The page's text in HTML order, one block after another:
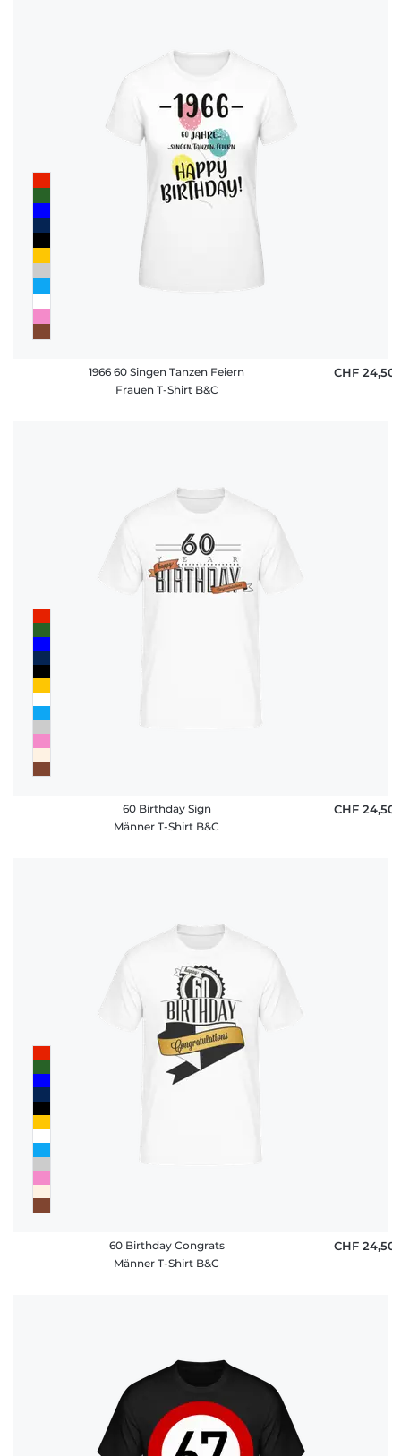
1966 60 Singen Tanzen Feiern
Frauen T-Shirt B&C
CHF 24,50
60 Birthday Sign
Männer T-Shirt B&C
CHF 24,50
60 Birthday Congrats
Männer T-Shirt B&C
CHF 24,50